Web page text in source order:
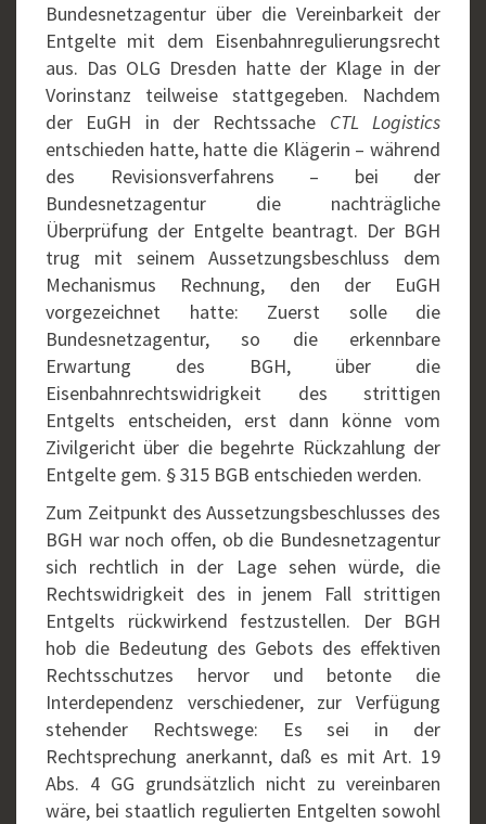
Bundesnetzagentur über die Vereinbarkeit der
Entgelte mit dem Eisenbahnregulierungsrecht
aus. Das OLG Dresden hatte der Klage in der
Vorinstanz teilweise stattgegeben. Nachdem
der EuGH in der Rechtssache CTL Logistics
entschieden hatte, hatte die Klägerin – während
des Revisionsverfahrens – bei der
Bundesnetzagentur die nachträgliche
Überprüfung der Entgelte beantragt. Der BGH
trug mit seinem Aussetzungsbeschluss dem
Mechanismus Rechnung, den der EuGH
vorgezeichnet hatte: Zuerst solle die
Bundesnetzagentur, so die erkennbare
Erwartung des BGH, über die
Eisenbahnrechtswidrigkeit des strittigen
Entgelts entscheiden, erst dann könne vom
Zivilgericht über die begehrte Rückzahlung der
Entgelte gem. § 315 BGB entschieden werden.
Zum Zeitpunkt des Aussetzungsbeschlusses des
BGH war noch offen, ob die Bundesnetzagentur
sich rechtlich in der Lage sehen würde, die
Rechtswidrigkeit des in jenem Fall strittigen
Entgelts rückwirkend festzustellen. Der BGH
hob die Bedeutung des Gebots des effektiven
Rechtsschutzes hervor und betonte die
Interdependenz verschiedener, zur Verfügung
stehender Rechtswege: Es sei in der
Rechtsprechung anerkannt, daß es mit Art. 19
Abs. 4 GG grundsätzlich nicht zu vereinbaren
wäre, bei staatlich regulierten Entgelten sowohl